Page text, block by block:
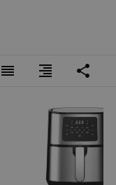
reorder format_align_right share